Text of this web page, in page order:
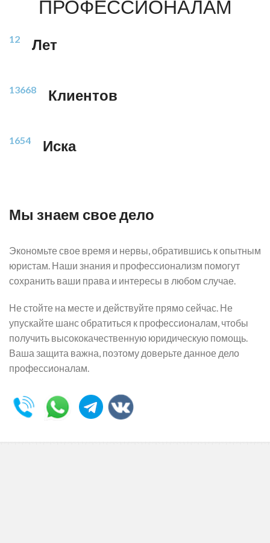
ПРОФЕССИОНАЛАМ
12 Лет
13668 Клиентов
1654 Иска
Мы знаем свое дело
Экономьте свое время и нервы, обратившись к опытным
юристам. Наши знания и профессионализм помогут
сохранить ваши права и интересы в любом случае.
Не стойте на месте и действуйте прямо сейчас. Не
упускайте шанс обратиться к профессионалам, чтобы
получить высококачественную юридическую помощь.
Ваша защита важна, поэтому доверьте данное дело
профессионалам.